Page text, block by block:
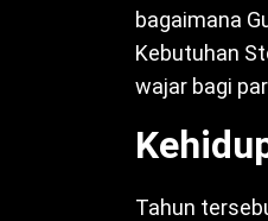
bagaimana
Kebutuhan
wajar bagi
Tahun